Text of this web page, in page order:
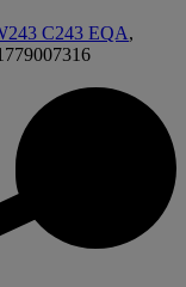
C243 EQA,